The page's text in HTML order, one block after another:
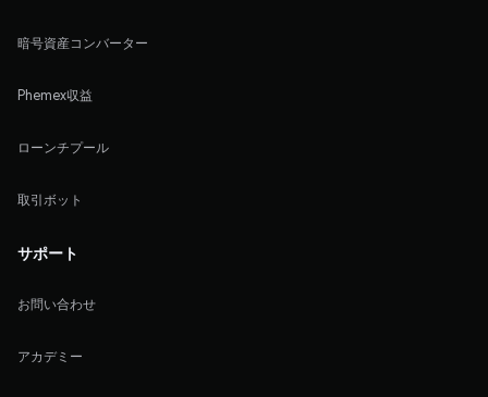
暗号資産コンバーター
Phemex収益
ローンチプール
取引ボット
サポート
お問い合わせ
アカデミー